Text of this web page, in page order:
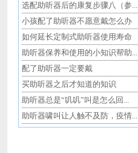
选配助听器后的康复步骤八（参...
小孩配了助听器不愿意戴怎么办
如何延长定制式助听器使用寿命
助听器保养和使用的小知识帮助...
配了助听器一定要戴
买助听器之后才知道的知识
助听器总是“叽叽”叫是怎么回...
助听器啸叫让人触不及防，疫情...